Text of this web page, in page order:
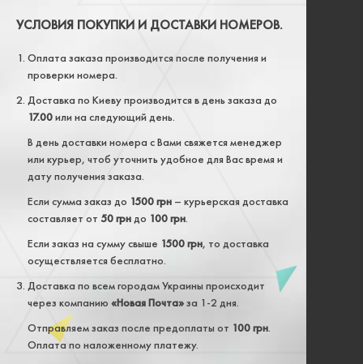
УСЛОВИЯ ПОКУПКИ И ДОСТАВКИ НОМЕРОВ.
Оплата заказа производится после получения и
проверки номера.
Доставка по Киеву производится в день заказа до
17.00или на следующий день.
В день доставки номера с Вами свяжется менеджер
или курьер, чтоб уточнить удобное для Вас время и
дату получения заказа.
Если сумма заказ до 1500 грн – курьерская доставка
составляет от 50 грндо 100 грн.
Если заказ на сумму свыше 1500 грн, то доставка
осуществляется бесплатно.
Доставка по всем городам Украины происходит
через компанию «Новая Почта»за 1-2 дня.
Отправляем заказ после предоплаты от 100 грн.
Оплата по наложенному платежу.